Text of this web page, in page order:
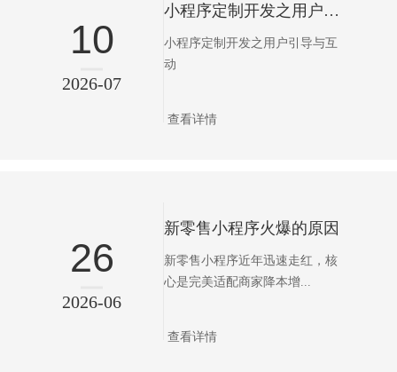
10
2026-07
小程序定制开发之用户引导与互动
小程序定制开发之用户引导与互
动
查看详情
26
2026-06
新零售小程序火爆的原因
新零售小程序近年迅速走红，核
心是完美适配商家降本增...
查看详情